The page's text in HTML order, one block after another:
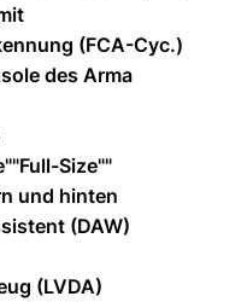
(FCA-Cyc.)
des Arma
Size""
und hinten
(DAW)
(LVDA)